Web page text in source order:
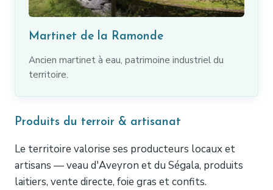
Martinet de la Ramonde
Ancien martinet à eau, patrimoine industriel du
territoire.
Produits du terroir & artisanat
Le territoire valorise ses producteurs locaux et
artisans — veau d'Aveyron et du Ségala, produits
laitiers, vente directe, foie gras et confits.